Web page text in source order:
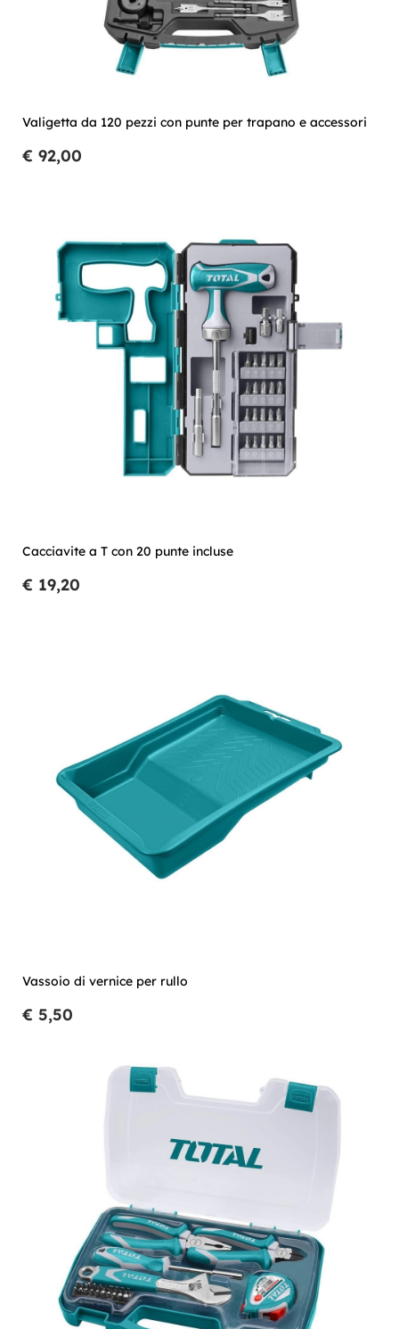
Valigetta da 120 pezzi con punte per trapano e accessori
€ 92,00
Cacciavite a T con 20 punte incluse
€ 19,20
Vassoio di vernice per rullo
€ 5,50